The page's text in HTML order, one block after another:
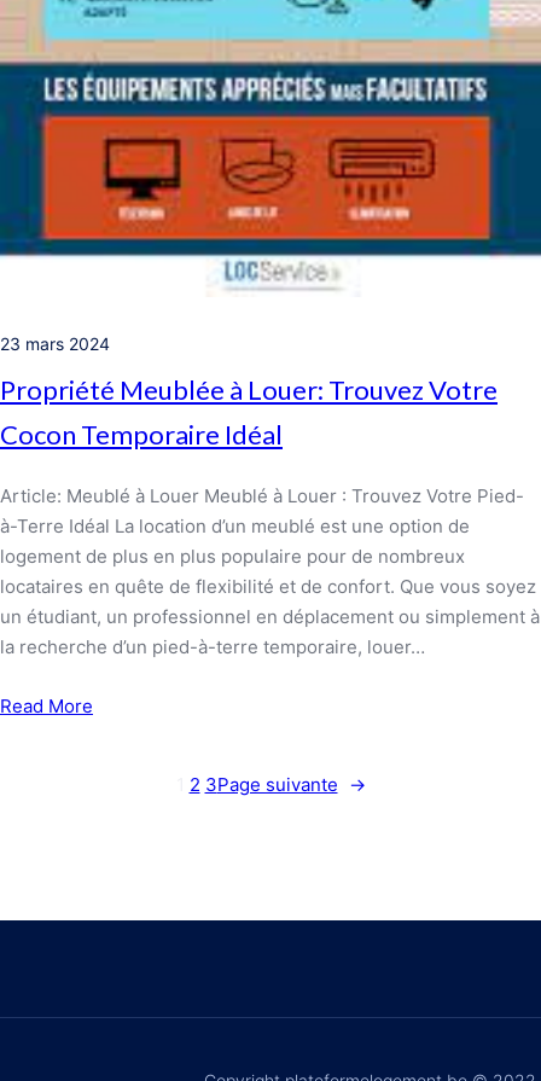
23 mars 2024
Propriété Meublée à Louer: Trouvez Votre
Cocon Temporaire Idéal
Article: Meublé à Louer Meublé à Louer : Trouvez Votre Pied-
à-Terre Idéal La location d’un meublé est une option de
logement de plus en plus populaire pour de nombreux
locataires en quête de flexibilité et de confort. Que vous soyez
un étudiant, un professionnel en déplacement ou simplement à
la recherche d’un pied-à-terre temporaire, louer…
Read More
2 3Page suivante →